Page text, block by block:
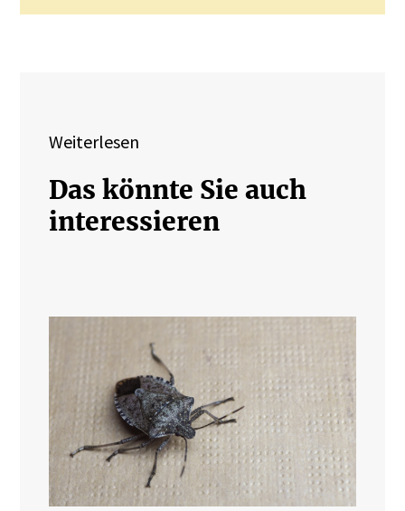
Weiterlesen
Das könnte Sie auch
interessieren